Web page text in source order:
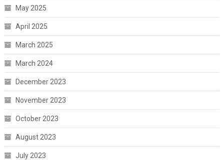
May 2025
April 2025
March 2025
March 2024
December 2023
November 2023
October 2023
August 2023
July 2023